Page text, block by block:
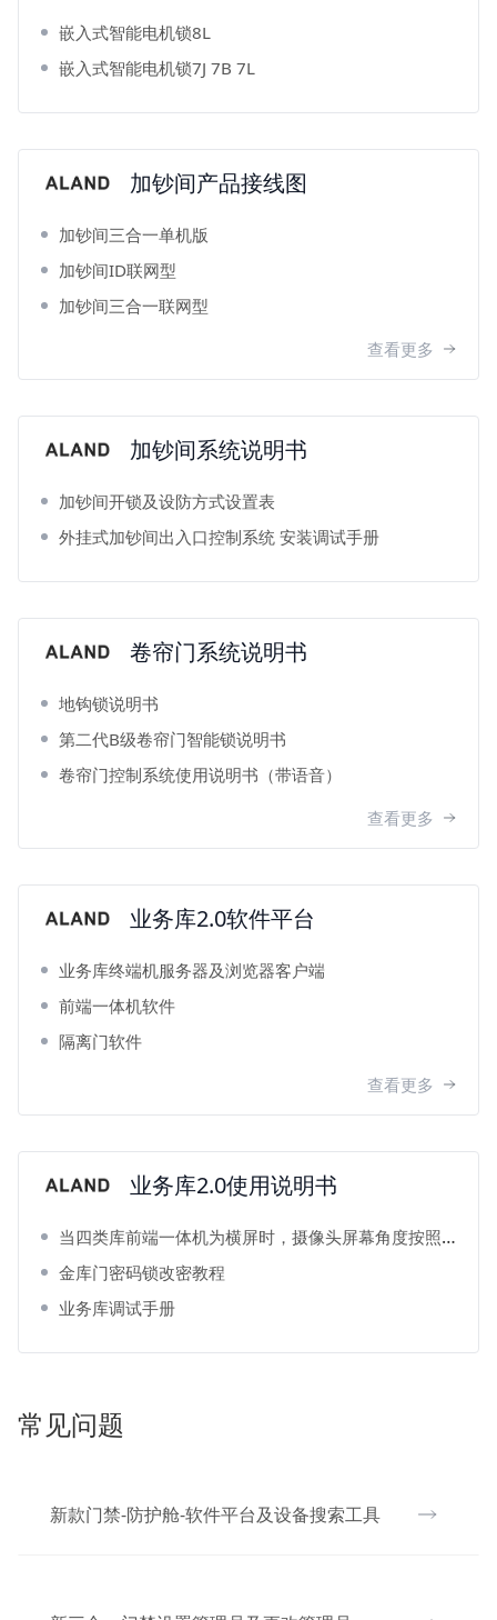
嵌入式智能电机锁8L
嵌入式智能电机锁7J 7B 7L
加钞间产品接线图
加钞间三合一单机版
加钞间ID联网型
加钞间三合一联网型
查看更多
加钞间系统说明书
加钞间开锁及设防方式设置表
外挂式加钞间出入口控制系统 安装调试手册
卷帘门系统说明书
地钩锁说明书
第二代B级卷帘门智能锁说明书
卷帘门控制系统使用说明书（带语音）
查看更多
业务库2.0软件平台
业务库终端机服务器及浏览器客户端
前端一体机软件
隔离门软件
查看更多
业务库2.0使用说明书
当四类库前端一体机为横屏时，摄像头屏幕角度按照如下设置
金库门密码锁改密教程
业务库调试手册
常见问题
新款门禁-防护舱-软件平台及设备搜索工具